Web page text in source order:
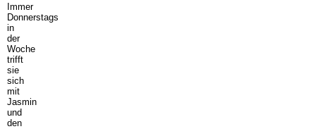
Immer
Donnerstags
in
der
Woche
trifft
sie
sich
mit
Jasmin
und
den